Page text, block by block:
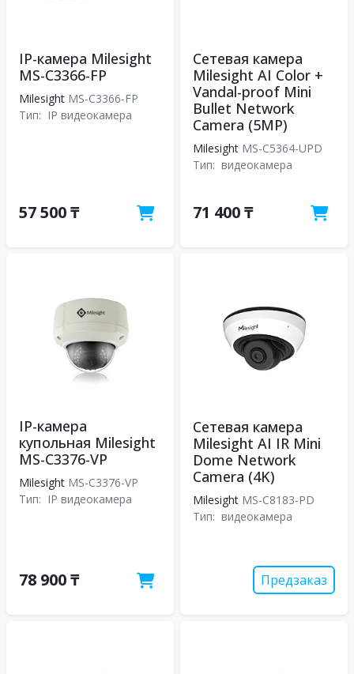
IP-камера Milesight
MS-C3366-FP
Milesight MS-C3366-FP
Тип: IP видеокамера
57 500 ₸
Сетевая камера
Milesight AI Color +
Vandal-proof Mini
Bullet Network
Camera (5MP)
Milesight MS-C5364-UPD
Тип: видеокамера
71 400 ₸
IP-камера
купольная Milesight
MS-C3376-VP
Milesight MS-C3376-VP
Тип: IP видеокамера
78 900 ₸
Сетевая камера
Milesight AI IR Mini
Dome Network
Camera (4K)
Milesight MS-C8183-PD
Тип: видеокамера
Предзаказ